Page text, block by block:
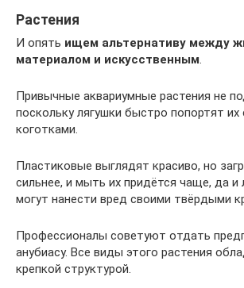
Растения
И опять ищем альтернативу между
материалом и искусственным
Привычные аквариумные растения не
поскольку лягушки быстро попортят
коготками.
Пластиковые выглядят красиво, но
сильнее, и мыть их придётся чаще, да и
могут нанести вред своими твёрдыми
Профессионалы советуют отдать
анубиасу. Все виды этого растения
крепкой структурой.